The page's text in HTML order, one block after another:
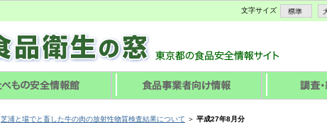
文字サイズ
芝浦と場でと畜した牛の肉の放射性物質検査結果について ＞ 平成27年8月分